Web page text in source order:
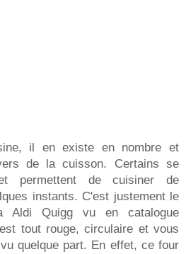
il en existe en nombre et
de la cuisson. Certains se
permettent de cuisiner de
instants. C'est justement le
Quigg vu en catalogue
tout rouge, circulaire et vous
quelque part. En effet, ce four